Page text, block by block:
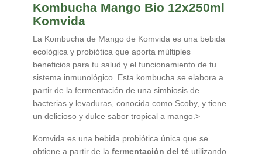
Kombucha Mango Bio 12x250ml
Komvida
La Kombucha de Mango de Komvida es una bebida
ecológica y probiótica que aporta múltiples
beneficios para tu salud y el funcionamiento de tu
sistema inmunológico. Esta kombucha se elabora a
partir de la fermentación de una simbiosis de
bacterias y levaduras, conocida como Scoby, y tiene
un delicioso y dulce sabor tropical a mango.>
Komvida es una bebida probiótica única que se
obtiene a partir de lafermentación del té utilizando